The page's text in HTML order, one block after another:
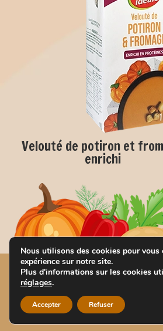
Velouté de potiron et
enrichi
Soup’idéale, une
Compagnie Léa
Nature
Nous utilisons des cookies pour
expérience sur notre site.
Plus d'informations sur les cookies
réglages.
Accepter Refuser